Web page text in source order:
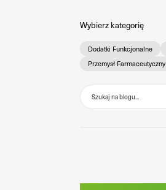
Wybierz kategorię
Dodatki Funkcjonalne
Przemysł Farmaceutyczny